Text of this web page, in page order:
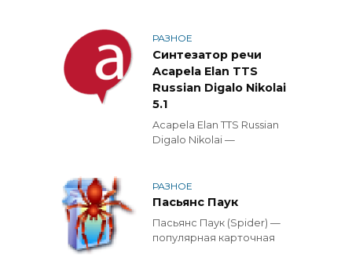
РАЗНОЕ
Синтезатор речи
Acapela Elan TTS
Russian Digalo Nikolai
5.1
Acapela Elan TTS Russian
Digalo Nikolai —
РАЗНОЕ
Пасьянс Паук
Пасьянс Паук (Spider) —
популярная карточная